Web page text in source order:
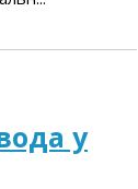
у